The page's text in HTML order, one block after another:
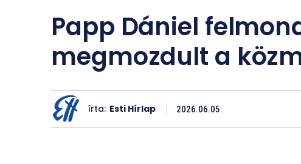
Papp Dániel
megmozdult a
írta: Esti Hírlap 2026.06.05.